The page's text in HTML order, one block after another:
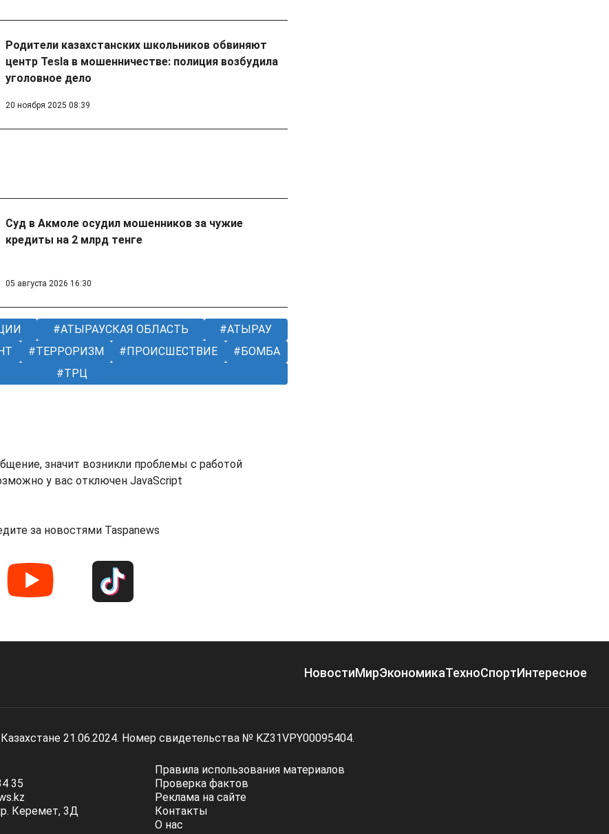
Родители казахстанских школьников обвиняют
центр Tesla в мошенничестве: полиция возбудила
уголовное дело
20 ноября 2025 08:39
Суд в Акмоле осудил мошенников за чужие
кредиты на 2 млрд тенге
05 августа 2026 16:30
АТЫРАУСКАЯ ОБЛАСТЬ
АТЫРАУ
ТЕРРОРИЗМ ПРОИСШЕСТВИЕ
БОМБА
ТРЦ
значит возникли проблемы с работой
у вас отключен JavaScript
за новостями Taspanews
НовостиМирЭкономикаТехноСпортИнтересное
21.06.2024. Номер свидетельства № KZ31VPY00095404.
35
Керемет, 3Д
Правила использования материалов
Проверка фактов
Реклама на сайте
Контакты
О нас